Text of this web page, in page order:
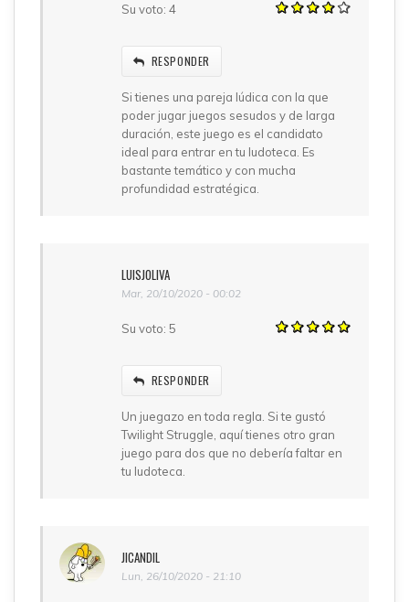
Su voto: 4
RESPONDER
Si tienes una pareja lúdica con la que
poder jugar juegos sesudos y de larga
duración, este juego es el candidato
ideal para entrar en tu ludoteca. Es
bastante temático y con mucha
profundidad estratégica.
LUISJOLIVA
Mar, 20/10/2020 - 00:02
Su voto: 5
RESPONDER
Un juegazo en toda regla. Si te gustó
Twilight Struggle, aquí tienes otro gran
juego para dos que no debería faltar en
tu ludoteca.
JICANDIL
Lun, 26/10/2020 - 21:10